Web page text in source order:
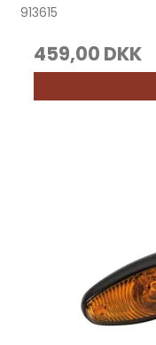
913615
459,00 DKK